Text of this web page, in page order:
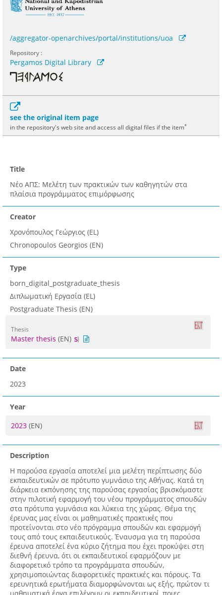
/aggregator-openarchives/portal/institutions/uoa
Repository :
Pergamos Digital Library
see the original item page
in the repository's web site and access all digital files if the item*
Title
Νέο ΑΠΣ: Μελέτη των πρακτικών των καθηγητών στα
πλαίσια προγράμματος επιμόρφωσης
Creator
Χρονόπουλος Γεώργιος (EL)
Chronopoulos Georgios (EN)
Type
born_digital_postgraduate_thesis
Διπλωματική Εργασία (EL)
Postgraduate Thesis (EN)
Thesis
Master thesis (EN)
Date
2023
Year
2023 (EN)
Description
Η παρούσα εργασία αποτελεί μια μελέτη περίπτωσης δύο
εκπαιδευτικών σε πρότυπο γυμνάσιο της Αθήνας. Κατά τη
διάρκεια εκπόνησης της παρούσας εργασίας βρισκόμαστε
στην πιλοτική εφαρμογή του νέου προγράμματος σπουδών
στα πρότυπα γυμνάσια και λύκεια της χώρας. Θέμα της
έρευνας μας είναι οι μαθηματικές πρακτικές που
προτείνονται στο νέο πρόγραμμα σπουδών και εφαρμογή
τους από τους εκπαιδευτικούς. Έναυσμα για τη παρούσα
έρευνα αποτελεί ένα κύριο ζήτημα που έχει προκύψει στη
διεθνή έρευνα, ότι οι εκπαιδευτικοί εφαρμόζουν με
διαφορετικό τρόπο τα προγράμματα σπουδών,
χρησιμοποιώντας διαφορετικές πρακτικές και πόρους. Τα
ερευνητικά ερωτήματα διαμορφώνονται ως εξής, πρώτον τι